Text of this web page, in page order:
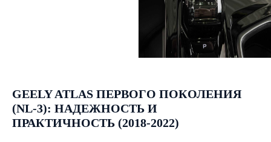
GEELY ATLAS ПЕРВОГО ПОКОЛЕНИЯ
(NL-3): НАДЕЖНОСТЬ И
ПРАКТИЧНОСТЬ (2018-2022)